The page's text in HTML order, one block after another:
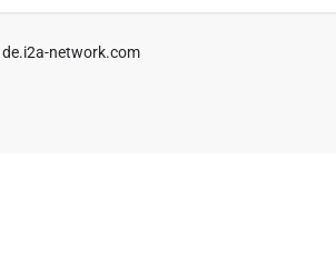
de.i2a-network.com